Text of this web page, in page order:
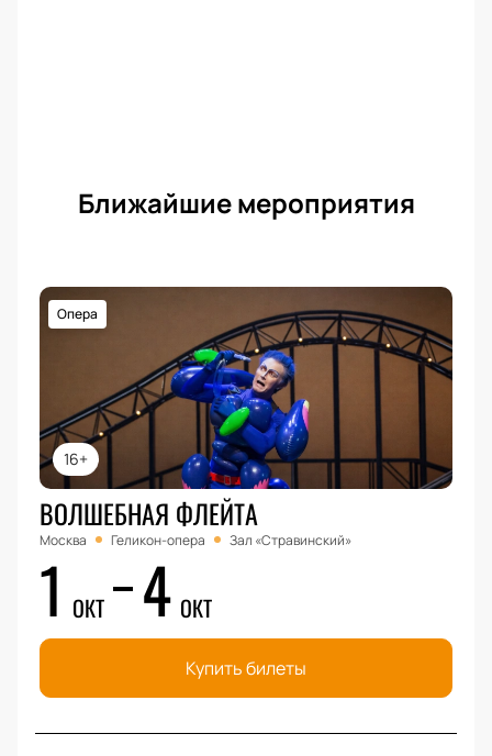
Ближайшие мероприятия
16+
Опера
ВОЛШЕБНАЯ ФЛЕЙТА
Москва Геликон-опера Зал «Стравинский»
1 ОКТ 4 ОКТ
Купить билеты